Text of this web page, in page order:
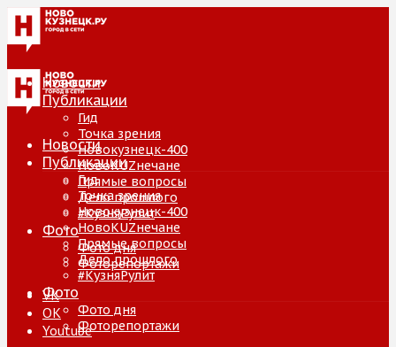
Новости
Публикации
Гид
Точка зрения
Новокузнецк-400
НовоKUZнечане
Прямые вопросы
Дело прошлого
#КузняРулит
Фото
Фото дня
Фоторепортажи
VK
ОК
Youtube
Новости
Публикации
Гид
Точка зрения
Новокузнецк-400
НовоKUZнечане
Прямые вопросы
Дело прошлого
#КузняРулит
Фото
Фото дня
Фоторепортажи